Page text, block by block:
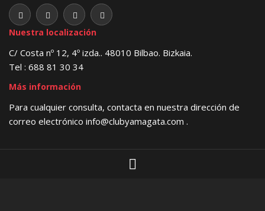
Nuestra localización
C/ Costa nº 12, 4º izda.. 48010 Bilbao. Bizkaia.
Tel : 688 81 30 34
Más información
Para cualquier consulta, contacta en nuestra dirección de
correo electrónico info@clubyamagata.com .